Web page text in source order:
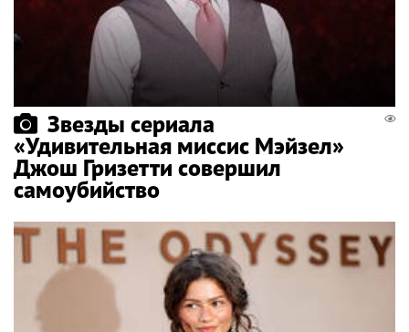
Звезды сериала
«Удивительная миссис Мэйзел»
Джош Гризетти совершил
самоубийство